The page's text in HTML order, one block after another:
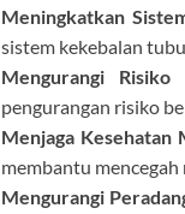
Meningkatkan
sistem kekebalan
Mengurangi Risiko
pengurangan risiko
Menjaga Kesehatan
membantu
Mengurangi